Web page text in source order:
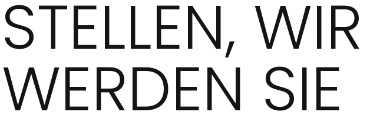
STELLEN, WIR
WERDEN SIE